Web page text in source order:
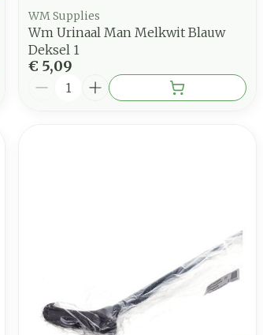
WM Supplies
Wm Urinaal Man Melkwit Blauw
Deksel 1
€ 5,09
Aantal